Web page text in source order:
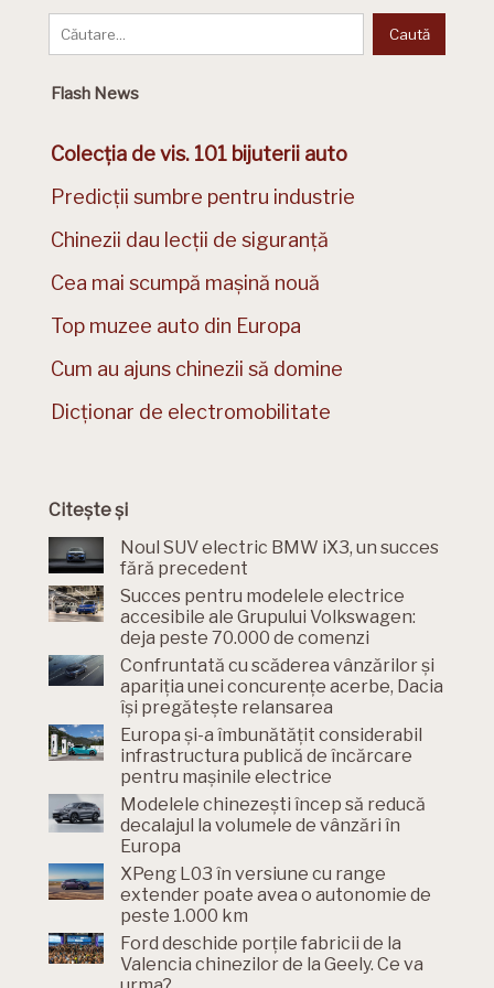
Flash News
Colecția de vis. 101 bijuterii auto
Predicții sumbre pentru industrie
Chinezii dau lecții de siguranță
Cea mai scumpă mașină nouă
Top muzee auto din Europa
Cum au ajuns chinezii să domine
Dicționar de electromobilitate
Citește și
Noul SUV electric BMW iX3, un succes
fără precedent
Succes pentru modelele electrice
accesibile ale Grupului Volkswagen:
deja peste 70.000 de comenzi
Confruntată cu scăderea vânzărilor și
apariția unei concurențe acerbe, Dacia
își pregătește relansarea
Europa și-a îmbunătățit considerabil
infrastructura publică de încărcare
pentru mașinile electrice
Modelele chinezești încep să reducă
decalajul la volumele de vânzări în
Europa
XPeng L03 în versiune cu range
extender poate avea o autonomie de
peste 1.000 km
Ford deschide porțile fabricii de la
Valencia chinezilor de la Geely. Ce va